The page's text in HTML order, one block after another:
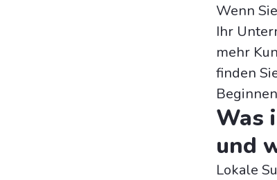
Wenn
Ihr
mehr
finden
Was
und
Lokale